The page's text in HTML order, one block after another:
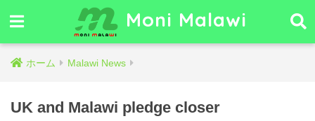
Moni Malawi
ホーム Malawi News
UK and Malawi pledge closer